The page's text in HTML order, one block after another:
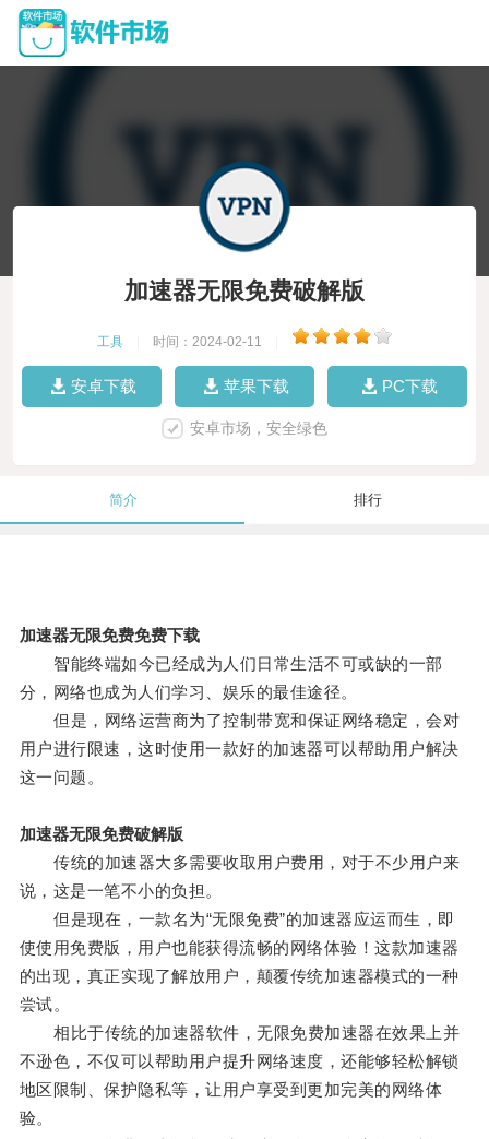
加速器无限免费破解版
工具 时间：2024-02-11
安卓下载 苹果下载 PC下载
安卓市场，安全绿色
简介 排行
加速器无限免费免费下载
智能终端如今已经成为人们日常生活不可或缺的一部
分，网络也成为人们学习、娱乐的最佳途径。
但是，网络运营商为了控制带宽和保证网络稳定，会对
用户进行限速，这时使用一款好的加速器可以帮助用户解决
这一问题。
加速器无限免费破解版
传统的加速器大多需要收取用户费用，对于不少用户来
说，这是一笔不小的负担。
但是现在，一款名为“无限免费”的加速器应运而生，即
使使用免费版，用户也能获得流畅的网络体验！这款加速器
的出现，真正实现了解放用户，颠覆传统加速器模式的一种
尝试。
相比于传统的加速器软件，无限免费加速器在效果上并
不逊色，不仅可以帮助用户提升网络速度，还能够轻松解锁
地区限制、保护隐私等，让用户享受到更加完美的网络体
验。